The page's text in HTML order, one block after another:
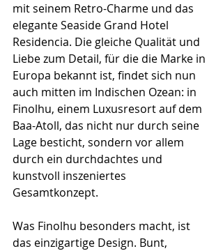
mit seinem Retro-Charme und das
elegante Seaside Grand Hotel
Residencia. Die gleiche Qualität und
Liebe zum Detail, für die die Marke in
Europa bekannt ist, findet sich nun
auch mitten im Indischen Ozean: in
Finolhu, einem Luxusresort auf dem
Baa-Atoll, das nicht nur durch seine
Lage besticht, sondern vor allem
durch ein durchdachtes und
kunstvoll inszeniertes
Gesamtkonzept.
Was Finolhu besonders macht, ist
das einzigartige Design. Bunt,